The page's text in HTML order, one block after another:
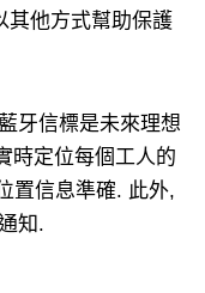
其他方式幫助保護
牙信標是未來理想
時定位每個工人的
置信息準確. 此外,
知.